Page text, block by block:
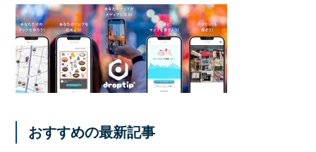
おすすめの最新記事